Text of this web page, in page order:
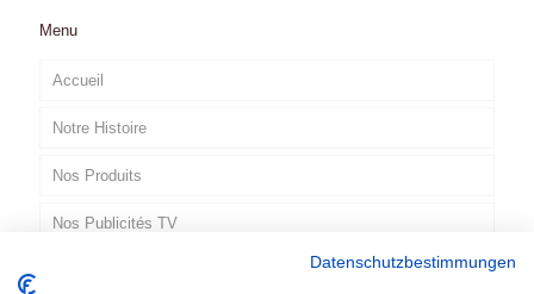
Menu
Accueil
Notre Histoire
Nos Produits
Nos Publicités TV
Datenschutzbestimmungen